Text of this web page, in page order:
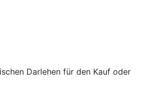
Darlehen für den Kauf oder